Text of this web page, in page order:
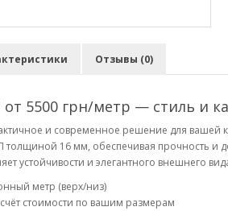
Отзывы (0)
от 5500 грн/метр — стиль и
и современное решение для вашей
16 мм, обеспечивая прочность и
устойчивости и элегантного внешнего
метр (верх/низ)
стоимости по вашим размерам